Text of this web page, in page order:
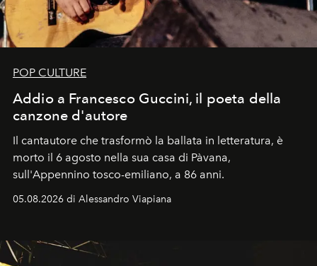
POP CULTURE
Addio a Francesco Guccini, il poeta della
canzone d'autore
Il cantautore che trasformò la ballata in letteratura, è
morto il 6 agosto nella sua casa di Pàvana,
sull'Appennino tosco-emiliano, a 86 anni.
05.08.2026 di Alessandro Viapiana